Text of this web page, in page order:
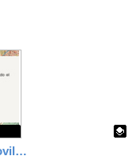
Movilidad de alumnado a Covilha (Portugal)